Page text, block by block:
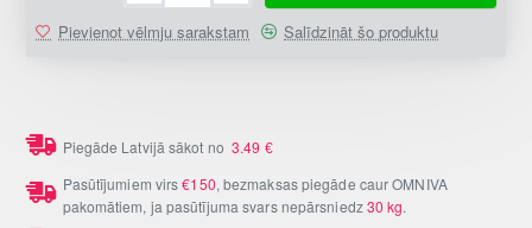
Pievienot vēlmju sarakstam Salīdzināt šo produktu
Piegāde Latvijā sākot no3.49 €
Pasūtījumiem virs€150, bezmaksas piegāde caur OMNIVA
pakomātiem, ja pasūtījuma svars nepārsniedz30 kg.